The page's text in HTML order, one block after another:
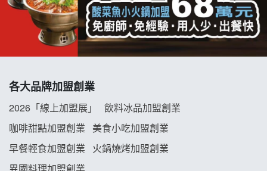
優握握×酸奶大獅加盟說明會
冬城門加盟說明會
龍涎居好湯加盟說明會
舒油頭加盟說明會
各大品牌加盟創業
2026「線上加盟展」
飲料冰品加盟創業
咖啡甜點加盟創業
美食小吃加盟創業
早餐輕食加盟創業
火鍋燒烤加盟創業